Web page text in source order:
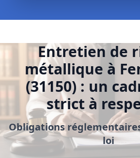
Entretien de
métallique à
(31150) : un
strict à
Obligations
loi